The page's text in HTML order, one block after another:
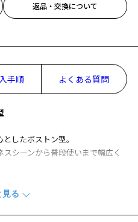
返品・交換について
手順 よくある質問
したボストン型。
シーンから普段使いまで幅広く